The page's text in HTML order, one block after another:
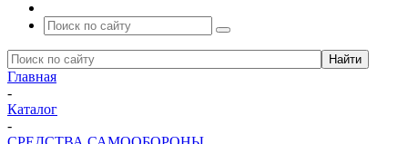
Главная
-
Каталог
-